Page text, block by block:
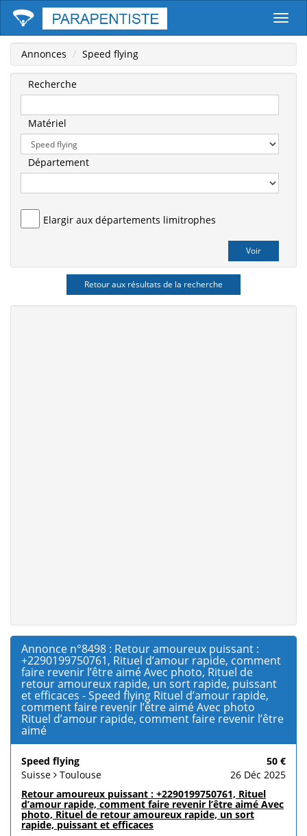
Annonces Speed flying
Recherche
Matériel
Département
Elargir aux départements limitrophes
Retour aux résultats de la recherche
Annonce n°8498 : Retour amoureux puissant :
+2290199750761, Rituel d’amour rapide, comment
faire revenir l’être aimé Avec photo, Rituel de
retour amoureux rapide, un sort rapide, puissant
et efficaces - Speed flying Rituel d’amour rapide,
comment faire revenir l’être aimé Avec photo
Rituel d’amour rapide, comment faire revenir l’être
aimé
Speed flying
50 €
Suisse
Toulouse
26 Déc 2025
Retour amoureux puissant : +2290199750761, Rituel
d’amour rapide, comment faire revenir l’être aimé Avec
photo, Rituel de retour amoureux rapide, un sort
rapide, puissant et efficaces